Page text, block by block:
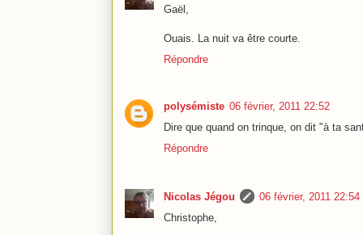
Gaël,
Ouais. La nuit va être courte.
Répondre
polysémiste 06 février, 2011 22:52
Dire que quand on trinque, on dit "à ta
Répondre
Nicolas Jégou
06 février, 2011 22:54
Christophe,